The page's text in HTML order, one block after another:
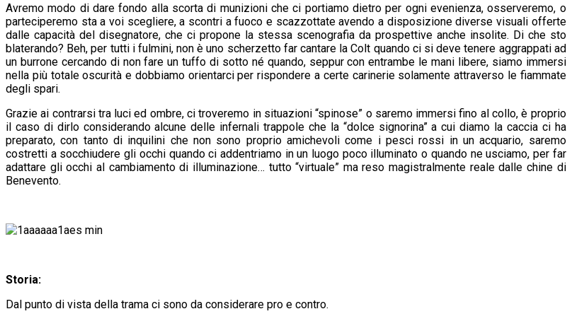
Avremo modo di dare fondo alla scorta di munizioni che ci portiamo dietro per ogni evenienza, osserveremo, o
parteciperemo sta a voi scegliere, a scontri a fuoco e scazzottate avendo a disposizione diverse visuali offerte
dalle capacità del disegnatore, che ci propone la stessa scenografia da prospettive anche insolite. Di che sto
blaterando? Beh, per tutti i fulmini, non è uno scherzetto far cantare la Colt quando ci si deve tenere aggrappati ad
un burrone cercando di non fare un tuffo di sotto né quando, seppur con entrambe le mani libere, siamo immersi
nella più totale oscurità e dobbiamo orientarci per rispondere a certe carinerie solamente attraverso le fiammate
degli spari.
Grazie ai contrarsi tra luci ed ombre, ci troveremo in situazioni “spinose” o saremo immersi fino al collo, è proprio
il caso di dirlo considerando alcune delle infernali trappole che la “dolce signorina” a cui diamo la caccia ci ha
preparato, con tanto di inquilini che non sono proprio amichevoli come i pesci rossi in un acquario, saremo
costretti a socchiudere gli occhi quando ci addentriamo in un luogo poco illuminato o quando ne usciamo, per far
adattare gli occhi al cambiamento di illuminazione… tutto “virtuale” ma reso magistralmente reale dalle chine di
Benevento.
Storia:
Dal punto di vista della trama ci sono da considerare pro e contro.